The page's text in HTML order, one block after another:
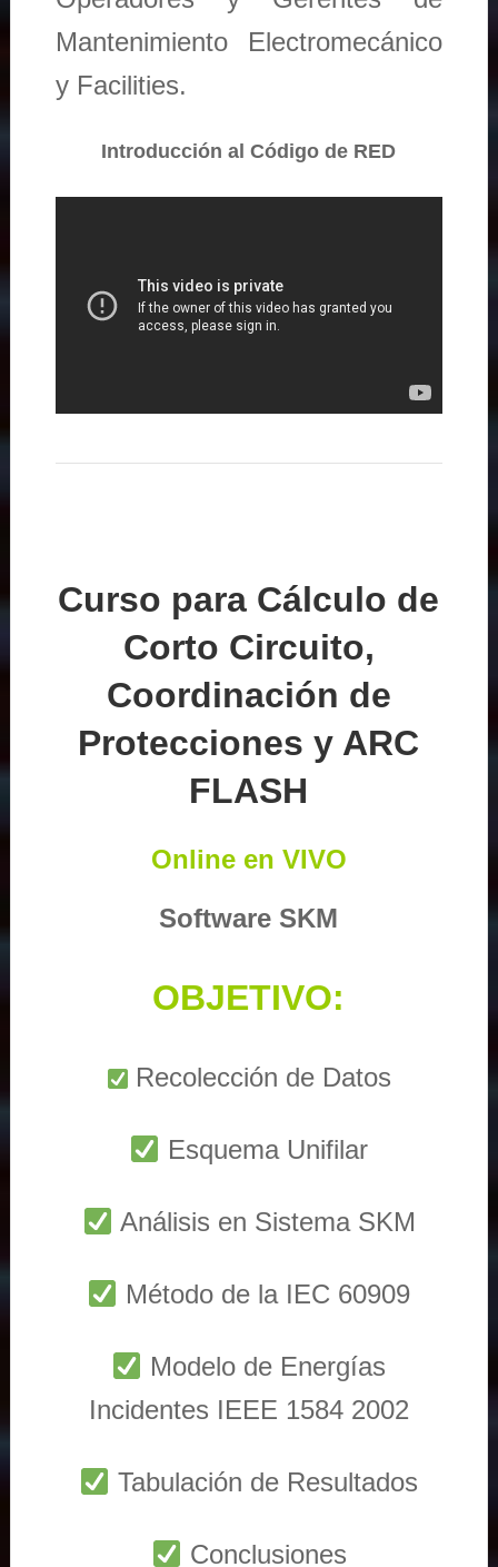
Mantenimiento Electromecánico
y Facilities.
Introducción al Código de RED
Curso para Cálculo de
Corto Circuito,
Coordinación de
Protecciones y ARC
FLASH
Online en VIVO
Software SKM
OBJETIVO:
Recolección de Datos
Esquema Unifilar
Análisis en Sistema SKM
Método de la IEC 60909
Modelo de Energías
Incidentes IEEE 1584 2002
Tabulación de Resultados
Conclusiones